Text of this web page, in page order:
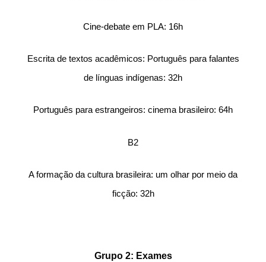
Cine-debate em PLA: 16h
Escrita de textos acadêmicos: Português para falantes
de línguas indígenas: 32h
Português para estrangeiros: cinema brasileiro: 64h
B2
A formação da cultura brasileira: um olhar por meio da
ficção: 32h
Grupo 2: Exames